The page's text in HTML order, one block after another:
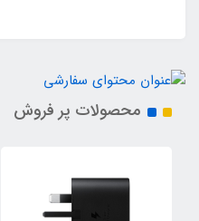
محصولات پر فروش